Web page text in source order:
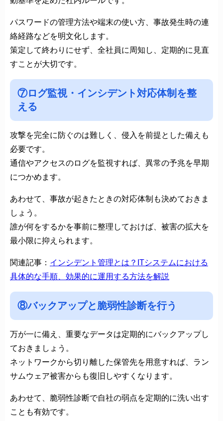
パスワードの管理方法や端末の使い方、事故発生時の連
絡経路などを明文化します。
策定して終わりにせず、全社員に周知し、定期的に見直
すことが大切です。
⑦ログ監視・インシデント対応体制を整
える
攻撃を完全に防ぐのは難しく、侵入を前提とした備えも
必要です。
通信やアクセスのログを監視すれば、異常の予兆を早期
につかめます。
あわせて、事故が起きたときの対応体制も決めておきま
しょう。
誰が何をするかを事前に整理しておけば、被害の拡大を
最小限に抑えられます。
関連記事： インシデント管理とは？ITシステムにおける
具体的な手順、効果的に運用する方法を解説
⑧バックアップと脆弱性診断を行う
万が一に備え、重要なデータは定期的にバックアップし
ておきましょう。
ネットワークから切り離した保管先を用意すれば、ラン
サムウェア被害からも復旧しやすくなります。
あわせて、脆弱性診断で自社の弱点を定期的に洗い出す
ことも有効です。